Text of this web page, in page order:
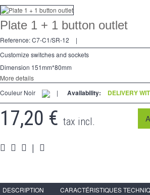
Dimmer
2 Ways
Socket
Spéciales
Accessories
Pièces
Reseller program - LIVOLO France Official Website
Plate 1 + 1 button outlet
Reference:C7-C1/SR-12
|
Customize switches and sockets
Dimension 151mm*80mm
More details
Couleur Noir
| Availability: DELIVERY
17,20 € tax incl.
|
DESCRIPTION
CARACTÉRISTIQUES